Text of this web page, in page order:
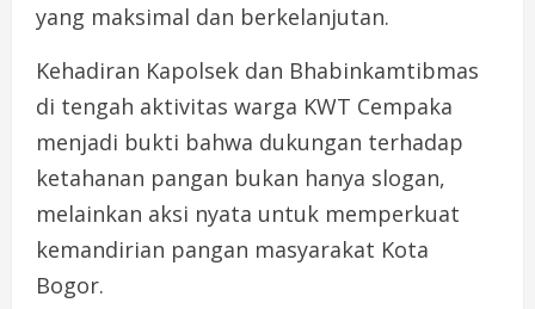
yang maksimal dan berkelanjutan.
Kehadiran Kapolsek dan Bhabinkamtibmas
di tengah aktivitas warga KWT Cempaka
menjadi bukti bahwa dukungan terhadap
ketahanan pangan bukan hanya slogan,
melainkan aksi nyata untuk memperkuat
kemandirian pangan masyarakat Kota
Bogor.